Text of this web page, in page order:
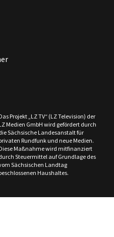
Projekt „LZ TV“ (LZ Television) der
Medien GmbH wird gefördert durch
Sächsische Landesanstalt für
Rundfunk und neue Medien.
Maßnahme wird mitfinanziert
Steuermittel auf Grundlage des
Sächsischen Landtag
Haushaltes.